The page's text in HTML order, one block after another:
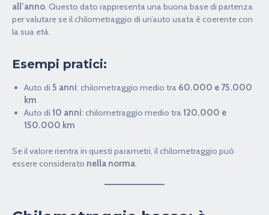
all’anno. Questo dato rappresenta una buona base di partenza
per valutare se il chilometraggio di un’auto usata è coerente con
la sua età.
Esempi pratici:
Auto di 5 anni: chilometraggio medio tra 60.000 e 75.000
km
Auto di 10 anni: chilometraggio medio tra120.000 e
150.000 km
Se il valore rientra in questi parametri, il chilometraggio può
essere considerato nella norma